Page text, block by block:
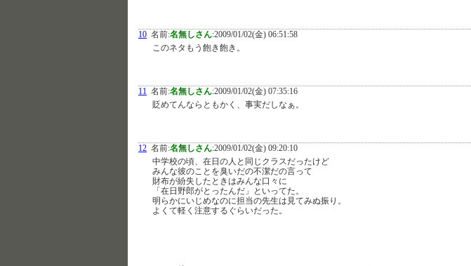
10 名前:名無しさん:2009/01/02(金) 06:51:58
このネタもう飽き飽き。
11 名前:名無しさん:2009/01/02(金) 07:35:16
貶めてんならともかく、事実だしなぁ。
12 名前:名無しさん:2009/01/02(金) 09:20:10
中学校の頃、在日の人と同じクラスだったけど
みんな彼のことを臭いだの不潔だの言って
財布が紛失したときはみんな口々に
「在日野郎がとったんだ」といってた。
明らかにいじめなのに担当の先生は見てみぬ振り。
よくて軽く注意するぐらいだった。